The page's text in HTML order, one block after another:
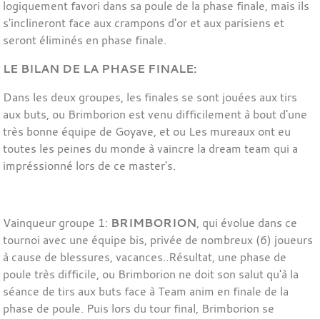
logiquement favori dans sa poule de la phase finale, mais ils
s'inclineront face aux crampons d'or et aux parisiens et
seront éliminés en phase finale.
LE BILAN DE LA PHASE FINALE:
Dans les deux groupes, les finales se sont jouées aux tirs
aux buts, ou Brimborion est venu difficilement à bout d'une
très bonne équipe de Goyave, et ou Les mureaux ont eu
toutes les peines du monde à vaincre la dream team qui a
impréssionné lors de ce master's.
Vainqueur groupe 1: BRIMBORION, qui évolue dans ce
tournoi avec une équipe bis, privée de nombreux (6) joueurs
à cause de blessures, vacances..Résultat, une phase de
poule très difficile, ou Brimborion ne doit son salut qu'à la
séance de tirs aux buts face à Team anim en finale de la
phase de poule. Puis lors du tour final, Brimborion se